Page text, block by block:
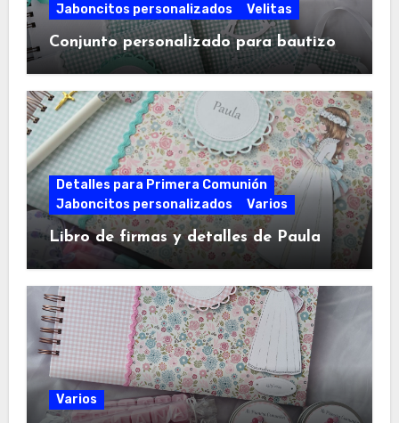
Jaboncitos personalizados Velitas
Conjunto personalizado para bautizo
Detalles para Primera Comunión
Jaboncitos personalizados
Varios
Libro de firmas y detalles de Paula
Varios